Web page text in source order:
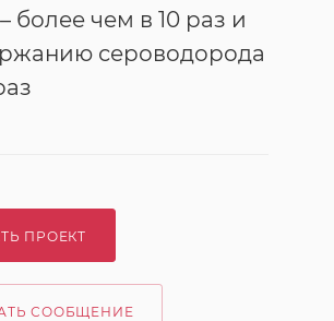
более чем в 10 раз и
сероводорода
ПРОЕКТ
СООБЩЕНИЕ